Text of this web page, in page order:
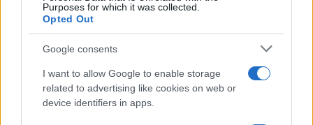
Purposes for which it was collected.
Opted Out
Google consents
I want to allow Google to enable storage
related to advertising like cookies on web or
device identifiers in apps.
Ricevi le nostre ultime news
daGoogle News